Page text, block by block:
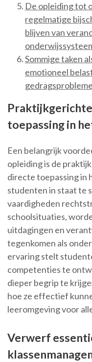
De opleiding tot
regelmatige
blijven van
Sommige taken
emotioneel
toepassing in
Een belangrijk
opleiding is de
directe toepassing in
studenten in staat te
vaardigheden
schoolsituaties,
uitdagingen en
tegenkomen als
ervaring stelt
competenties te
dieper begrip te
hoe ze effectief
leeromgeving voor
Verwerf